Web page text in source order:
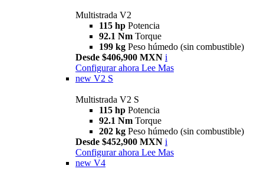
Multistrada V2
115 hp Potencia
92.1 Nm Torque
199 kg Peso húmedo (sin combustible)
Desde $406,900 MXN i
Configurar ahora Lee Mas
new V2 S
Multistrada V2 S
115 hp Potencia
92.1 Nm Torque
202 kg Peso húmedo (sin combustible)
Desde $452,900 MXN i
Configurar ahora Lee Mas
new V4